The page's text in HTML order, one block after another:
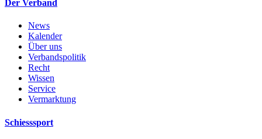
Der Verband
News
Kalender
Über uns
Verbandspolitik
Recht
Wissen
Service
Vermarktung
Schiesssport